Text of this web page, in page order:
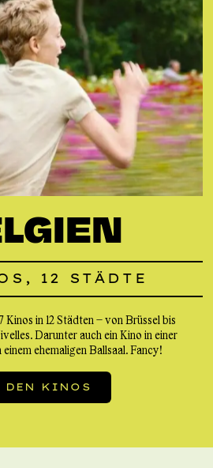
12 STÄDTE
Kinos in 12 Städten – von Brüssel bis
Darunter auch ein Kino in einer
ehemaligen Ballsaal. Fancy!
DEN KINOS